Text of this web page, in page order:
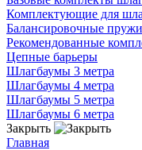
Комплектующие для
Балансировочные
Рекомендованные
Цепные барьеры
Шлагбаумы 3 метра
Шлагбаумы 4 метра
Шлагбаумы 5 метра
Шлагбаумы 6 метра
Закрыть
Главная